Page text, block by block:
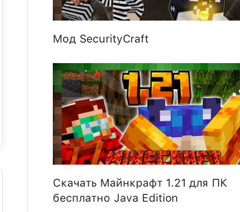
Мод SecurityCraft
Скачать Майнкрафт 1.21 для ПК
бесплатно Java Edition